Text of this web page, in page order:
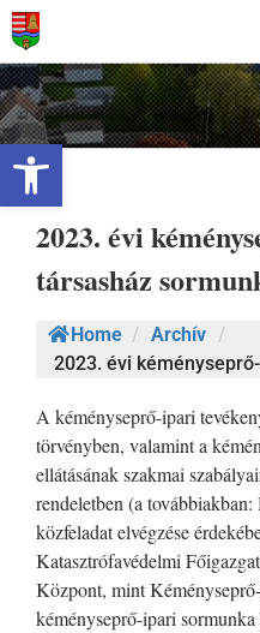
Eszköztár megnyitása
Kihagyás
2023. évi
társasház
Home / Archív /
2023. évi
A kéményseprő-ipari
törvényben, valamint a
ellátásának szakmai
rendeletben (a
közfeladat elvégzése
Katasztrófavédelmi
Központ, mint
kéményseprő-ipari